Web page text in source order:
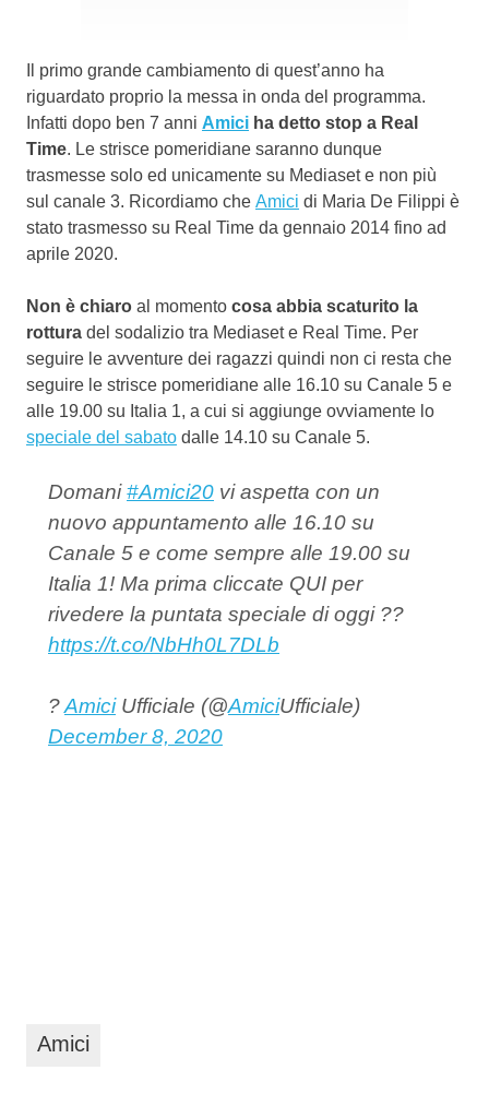
Il primo grande cambiamento di quest’anno ha
riguardato proprio la messa in onda del programma.
Infatti dopo ben 7 anni Amici ha detto stop a Real
Time. Le strisce pomeridiane saranno dunque
trasmesse solo ed unicamente su Mediaset e non più
sul canale 3. Ricordiamo che Amici di Maria De Filippi è
stato trasmesso su Real Time da gennaio 2014 fino ad
aprile 2020.
Non è chiaro al momento cosa abbia scaturito la
rottura del sodalizio tra Mediaset e Real Time. Per
seguire le avventure dei ragazzi quindi non ci resta che
seguire le strisce pomeridiane alle 16.10 su Canale 5 e
alle 19.00 su Italia 1, a cui si aggiunge ovviamente lo
speciale del sabato dalle 14.10 su Canale 5.
Domani#Amici20 vi aspetta con un
nuovo appuntamento alle 16.10 su
Canale 5 e come sempre alle 19.00 su
Italia 1! Ma prima cliccate QUI per
rivedere la puntata speciale di oggi ??
https://t.co/NbHh0L7DLb
?AmiciUfficiale (@AmiciUfficiale)
December 8, 2020
Amici